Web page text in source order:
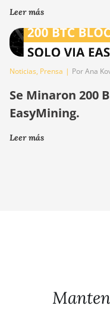
Leer más
Noticias, Prensa | Por Ana
Se Minaron 200
EasyMining.
Leer más